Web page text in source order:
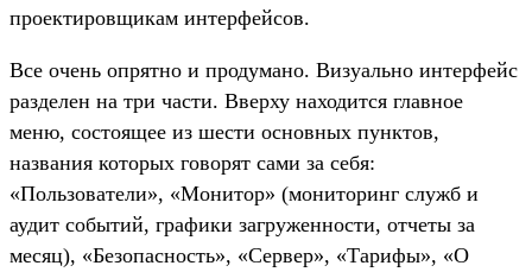
проектировщикам интерфейсов.
Все очень опрятно и продумано. Визуально интерфейс
разделен на три части. Вверху находится главное
меню, состоящее из шести основных пунктов,
названия которых говорят сами за себя:
«Пользователи», «Монитор» (мониторинг служб и
аудит событий, графики загруженности, отчеты за
месяц), «Безопасность», «Сервер», «Тарифы», «О